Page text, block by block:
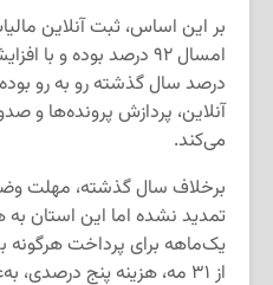
بر این اساس، ثبت آنلاین
درصد سال گذشته رو به رو
آنلاین، پردازش پرونده‌ها و
می‌کند.
برخلاف سال گذشته، مهلت
تمدید نشده اما این استان
یک‌ماهه برای پرداخت
از ۳۱ مه، هزینه پنج